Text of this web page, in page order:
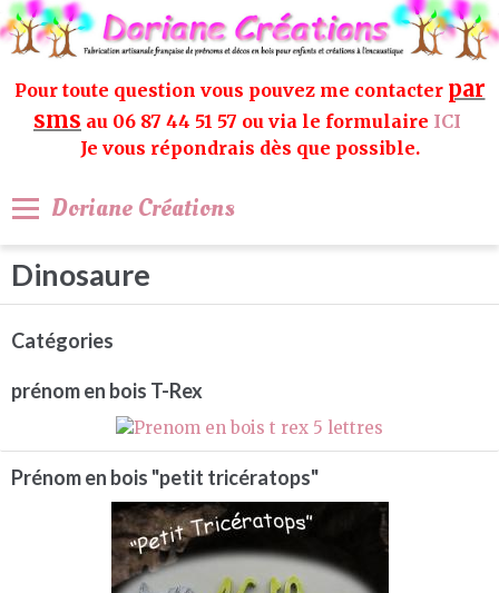
Pour toute question vous pouvez me contacter par
sms au 06 87 44 51 57 ou via le formulaire ICI
Je vous répondrais dès que possible.
Doriane Créations
Dinosaure
Catégories
prénom en bois T-Rex
Prénom en bois "petit tricératops"